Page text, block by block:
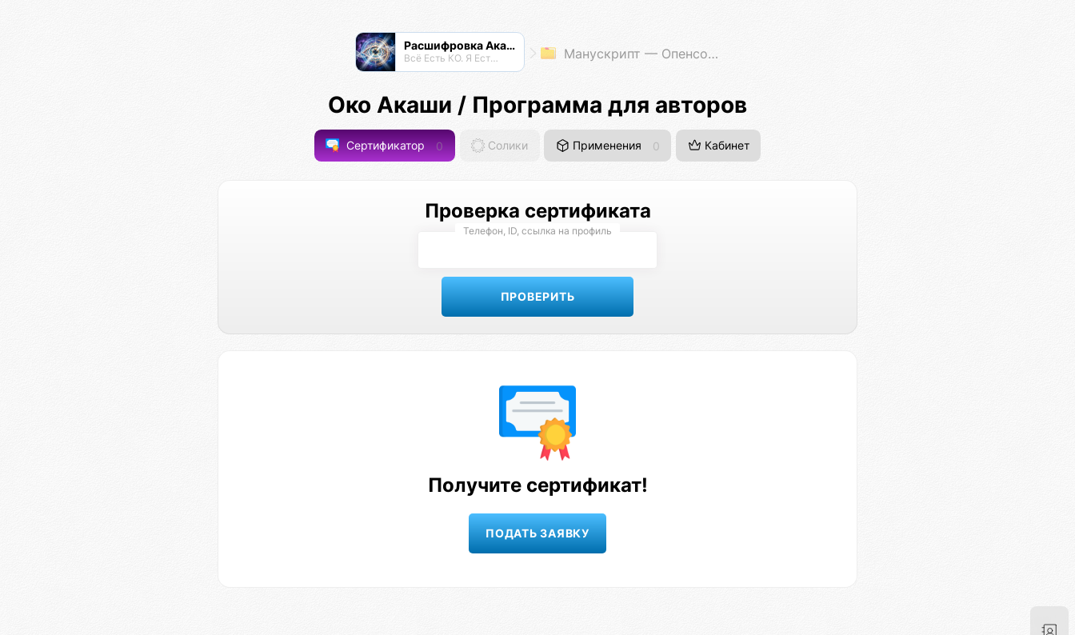
Расшифровка Акаши
Всё Есть КО. Я Есть КО. Манускрипт — Опенсорсная Философия
Око Акаши / Программа для авторов
Сертификатор 0 Солики Применения 0 Кабинет
Проверка сертификата
Телефон, ID, ссылка на профиль
Получите сертификат!